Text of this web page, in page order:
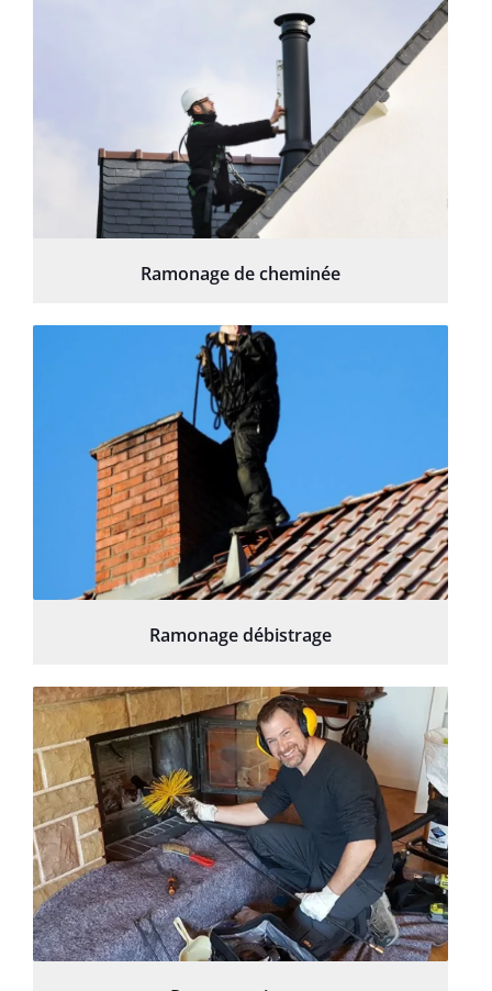
Ramonage de cheminée
Ramonage débistrage